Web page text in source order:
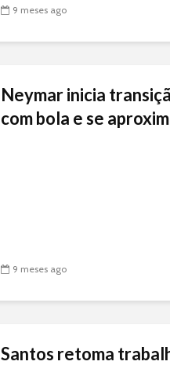
9 meses ago
Neymar inicia
com bola e se
9 meses ago
Santos retoma